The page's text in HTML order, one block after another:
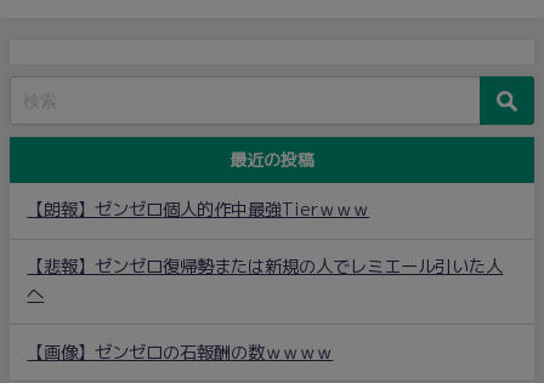
最近の投稿
【朗報】ゼンゼロ個人的作中最強Tierｗｗｗ
【悲報】ゼンゼロ復帰勢または新規の人でレミエール引いた人
へ
【画像】ゼンゼロの石報酬の数ｗｗｗｗ